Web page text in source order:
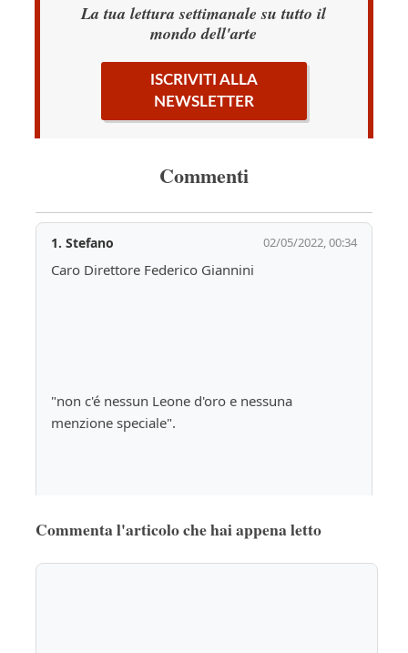
La tua lettura settimanale su tutto il
mondo dell'arte
ISCRIVITI ALLA
NEWSLETTER
Commenti
1. Stefano 02/05/2022, 00:34
Caro Direttore Federico Giannini
"non c'é nessun Leone d'oro e nessuna
menzione speciale".
Commenta l'articolo che hai appena letto